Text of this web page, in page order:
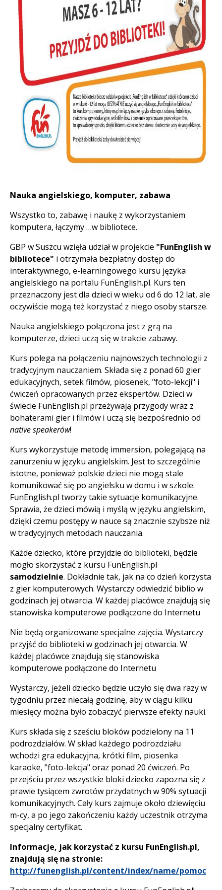
Nauka angielskiego, komputer, zabawa
Wszystko to, zabawę i naukę z wykorzystaniem
komputera, łączymy …w bibliotece.
GBP w Suszcu wzięła udział w projekcie "FunEnglish w
bibliotece" i otrzymała bezpłatny dostęp do
interaktywnego, e-learningowego kursu języka
angielskiego na portalu FunEnglish.pl. Kurs ten
przeznaczony jest dla dzieci w wieku od 6 do 12 lat, ale
oczywiście mogą też korzystać z niego osoby starsze.
Nauka angielskiego połączona jest z grą na
komputerze, dzieci uczą się w trakcie zabawy.
Kurs polega na połączeniu najnowszych technologii z
tradycyjnym nauczaniem. Składa się z ponad 60 gier
edukacyjnych, setek filmów, piosenek, "foto-lekcji" i
ćwiczeń opracowanych przez ekspertów. Dzieci w
świecie FunEnglish.pl przeżywają przygody wraz z
bohaterami gier i filmów i uczą się bezpośrednio od
native speakerów!
Kurs wykorzystuje metodę immersion, polegającą na
zanurzeniu w języku angielskim. Jest to szczególnie
istotne, ponieważ polskie dzieci nie mogą stale
komunikować się po angielsku w domu i w szkole.
FunEnglish.pl tworzy takie sytuacje komunikacyjne.
Sprawia, że dzieci mówią i myślą w języku angielskim,
dzięki czemu postępy w nauce są znacznie szybsze niż
w tradycyjnych metodach nauczania.
Każde dziecko, które przyjdzie do biblioteki, będzie
mogło skorzystać z kursu FunEnglish.pl
samodzielnie. Dokładnie tak, jak na co dzień korzysta
z gier komputerowych. Wystarczy odwiedzić biblio w
godzinach jej otwarcia. W każdej placówce znajdują się
stanowiska komputerowe podłączone do Internetu
Nie będą organizowane specjalne zajęcia. Wystarczy
przyjść do biblioteki w godzinach jej otwarcia. W
każdej placówce znajdują się stanowiska
komputerowe podłączone do Internetu
Wystarczy, jeżeli dziecko będzie uczyło się dwa razy w
tygodniu przez niecałą godzinę, aby w ciągu kilku
miesięcy można było zobaczyć pierwsze efekty nauki.
Kurs składa się z sześciu bloków podzielony na 11
podrozdziałów. W skład każdego podrozdziału
wchodzi gra edukacyjna, krótki film, piosenka
karaoke, "foto-lekcja" oraz ponad 20 ćwiczeń. Po
przejściu przez wszystkie bloki dziecko zapozna się z
prawie tysiącem zwrotów przydatnych w 90% sytuacji
komunikacyjnych. Cały kurs zajmuje około dziewięciu
m-cy, a po jego zakończeniu każdy uczestnik otrzyma
specjalny certyfikat.
Informacje, jak korzystać z kursu FunEnglish.pl,
znajdują się na stronie:
http://funenglish.pl/content/index/name/pomoc